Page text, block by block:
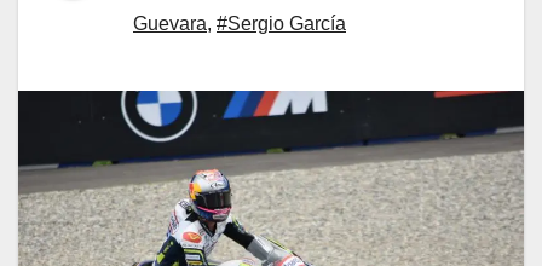
Guevara, #Sergio García